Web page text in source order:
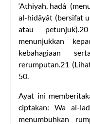
‘Athiyah, hadâ
al-hidâyât (bersifat
atau
menunjukkan
kebahagiaan
rerumputan.21
50.
Ayat ini
ciptakan: Wa al-
menumbuhkan